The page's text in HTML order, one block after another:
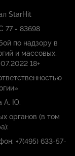
StarHit
77 - 83698
по надзору в
и массовых,
18+
А. Ю.
органов (в том
+7(495) 633-57-